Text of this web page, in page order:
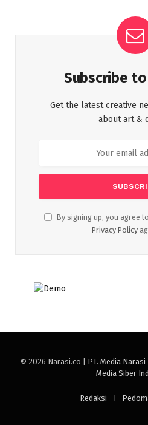
Subscribe
Get the latest creative
about art &
By signing up, you agree
Privacy Policy
© 2026 Narasi.co | PT. Media
Media Siber
Redaksi